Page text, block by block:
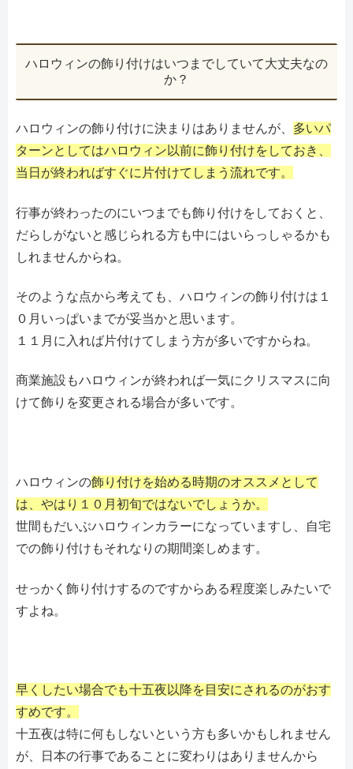
ハロウィンの飾り付けはいつまでしていて大丈夫なの
か？
ハロウィンの飾り付けに決まりはありませんが、 多いパ
ターンとしてはハロウィン以前に飾り付けをしておき、
当日が終わればすぐに片付けてしまう流れです。
行事が終わったのにいつまでも飾り付けをしておくと、
だらしがないと感じられる方も中にはいらっしゃるかも
しれませんからね。
そのような点から考えても、ハロウィンの飾り付けは１
０月いっぱいまでが妥当かと思います。
１１月に入れば片付けてしまう方が多いですからね。
商業施設もハロウィンが終われば一気にクリスマスに向
けて飾りを変更される場合が多いです。
ハロウィンの飾り付けを始める時期のオススメとして
は、やはり１０月初旬ではないでしょうか。
世間もだいぶハロウィンカラーになっていますし、自宅
での飾り付けもそれなりの期間楽しめます。
せっかく飾り付けするのですからある程度楽しみたいで
すよね。
早くしたい場合でも十五夜以降を目安にされるのがおす
すめです。
十五夜は特に何もしないという方も多いかもしれません
が、日本の行事であることに変わりはありませんから